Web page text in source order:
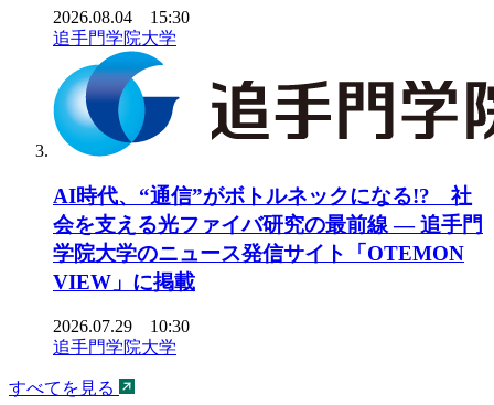
2026.08.04 15:30
追手門学院大学
AI時代、“通信”がボトルネックになる!? 社
会を支える光ファイバ研究の最前線 ― 追手門
学院大学のニュース発信サイト「OTEMON
VIEW」に掲載
2026.07.29 10:30
追手門学院大学
すべてを見る